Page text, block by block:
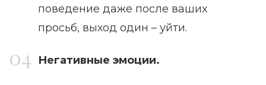
поведение даже после ваших
просьб, выход один – уйти.
Негативные эмоции.